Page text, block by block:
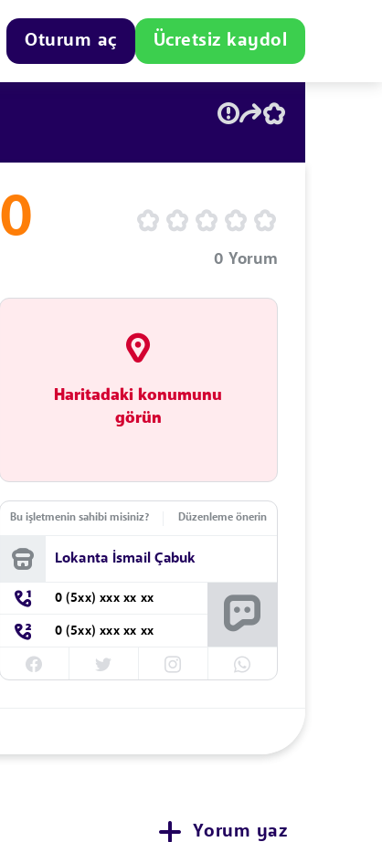
Oturum aç Ücretsiz kaydol
0
0 Yorum
Haritadaki konumunu
görün
Bu işletmenin sahibi misiniz? Düzenleme önerin
Lokanta İsmail Çabuk
0 (5xx) xxx xx xx
0 (5xx) xxx xx xx
Yorum yaz